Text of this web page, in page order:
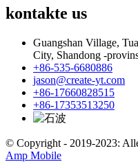
kontakte us
Guangshan Village,
City, Shandong -
+86-535-6680886
jason@create-yt.com
+86-17660828515
+86-17353513250
© Copyright - 2019-2023:
Amp Mobile